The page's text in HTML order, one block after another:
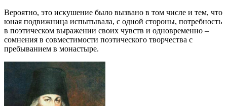
Вероятно, это искушение было вызвано в том числе и тем, что
юная подвижница испытывала, с одной стороны, потребность
в поэтическом выражении своих чувств и одновременно –
сомнения в совместимости поэтического творчества с
пребыванием в монастыре.